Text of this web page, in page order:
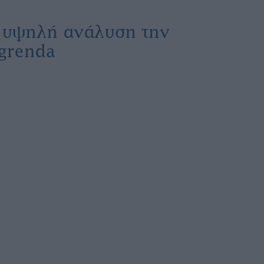
υψηλή ανάλυση την